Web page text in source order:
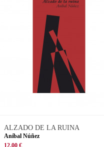
ALZADO DE LA RUINA
Aníbal Núñez
12,00 €